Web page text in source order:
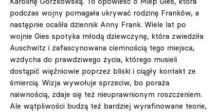
podczas wojny pomagała ukrywać rodzinę Franków, a
następnie ocaliła dziennik Anny Frank. Wiele lat po
wojnie Gies spotyka młodą dziewczynę, która zwiedziła
Auschwitz i zafascynowana ciemnością tego miejsca,
wzdycha do prawdziwego życia, którego musieli
dostąpić więźniowie poprzez bliski i ciągły kontakt ze
śmiercią. Wizja wywołuje sprzeciw, bo poraża
naiwnością, zdaje się też nieuprawnionym roszczeniem.
Ale wątpliwości budzą też bardziej wyrafinowane teorie,